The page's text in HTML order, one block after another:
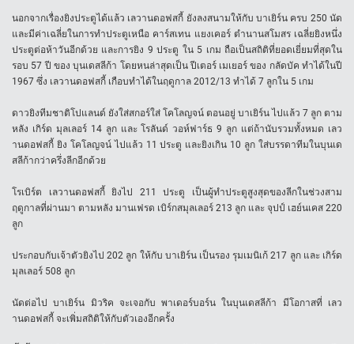
นอกจากเรื่องยิงประตูได้แล้ว เลวานดอฟสกี้ ยังลงสนามให้กับ บาเยิร์น ครบ 250 นัด
และมีค่าเฉลี่ยในการทำประตูเหนือ คาร์สเทน แยงเคอร์ ตำนานสโมสร เฉลี่ยยิงหนึ่ง
ประตูต่อห้าวันอีกด้วย และการยิง 9 ประตู ใน 5 เกม ถือเป็นสถิติที่ยอดเยี่ยมที่สุดใน
รอบ 57 ปี ของ บุนเดสลีก้า โดยหนล่าสุดเป็น ปีเตอร์ เมเยอร์ ของ กลัดบัค ทำได้ในปี
1967 ซึ่ง เลวานดอฟสกี้ เกือบทำได้ในฤดูกาล 2012/13 ทำได้ 7 ลูกใน 5 เกม
ดาวยิงทีมชาติโปแลนด์ ยังใส่สกอร์ใส่ โคโลญจน์ ตอนอยู่ บาเยิร์น ไปแล้ว 7 ลูก ตาม
หลัง เกิร์ด มุลเลอร์ 14 ลูก และ โรลันด์ วอห์ฟาร์ธ 9 ลูก แต่ถ้านับรวมทั้งหมด เลว
านดอฟสกี้ ยิง โคโลญจน์ ไปแล้ว 11 ประตู และยิงเกิน 10 ลูก ใส่บรรดาทีมในบุนเด
สลีก้ากว่าครึ่งลีกอีกด้วย
โรเบิร์ต เลวานดอฟสกี้ ยิงไป 211 ประตู เป็นผู้ทำประตูสูงสุดของลีกในช่วงสาม
ฤดูกาลที่ผ่านมา ตามหลัง มานเฟรด เบิร์กสมุลเลอร์ 213 ลูก และ จุปป์ เฮย์นเคส 220
ลูก
ประกอบกับเจ้าตัวยิงไป 202 ลูก ให้กับ บาเยิร์น เป็นรอง รุมเมนิเก้ 217 ลูก และ เกิร์ด
มุลเลอร์ 508 ลูก
นัดต่อไป บาเยิร์น มิวริค จะเจอกับ พาเดอร์บอร์น ในบุนเดสลีก้า มีโอกาสที่ เลว
านดอฟสกี้ จะเพิ่มสถิติให้กับตัวเองอีกครั้ง